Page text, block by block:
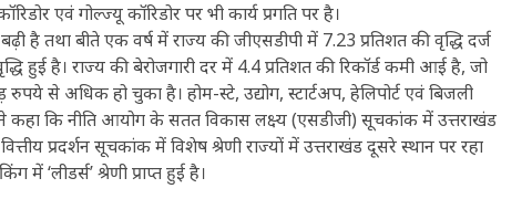
एवं गोल्ज्यू कॉरिडोर पर भी कार्य प्रगति पर है।
है तथा बीते एक वर्ष में राज्य की जीएसडीपी में 7.23 प्रतिशत की वृद्धि दर्ज
हुई है। राज्य की बेरोजगारी दर में 4.4 प्रतिशत की रिकॉर्ड कमी आई है, जो
से अधिक हो चुका है। होम-स्टे, उद्योग, स्टार्टअप, हेलिपोर्ट एवं बिजली
ने कहा कि नीति आयोग के सतत विकास लक्ष्य (एसडीजी) सूचकांक में उत्तराखंड
प्रदर्शन सूचकांक में विशेष श्रेणी राज्यों में उत्तराखंड दूसरे स्थान पर रहा
‘लीडर्स’ श्रेणी प्राप्त हुई है।